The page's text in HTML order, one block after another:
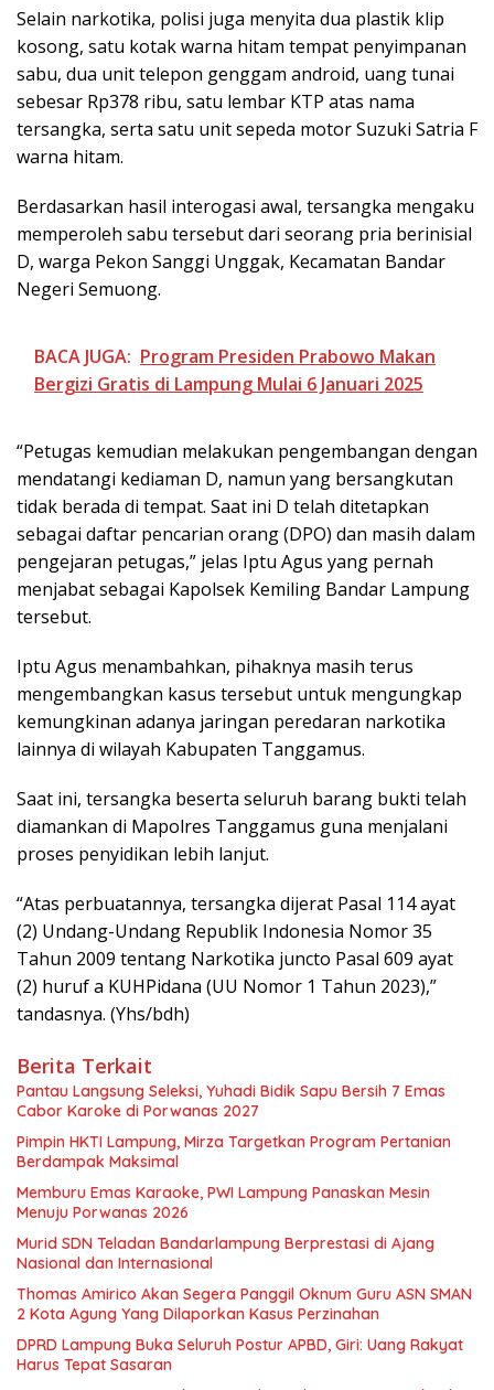
Selain narkotika, polisi juga menyita dua plastik klip
kosong, satu kotak warna hitam tempat penyimpanan
sabu, dua unit telepon genggam android, uang tunai
sebesar Rp378 ribu, satu lembar KTP atas nama
tersangka, serta satu unit sepeda motor Suzuki Satria F
warna hitam.
Berdasarkan hasil interogasi awal, tersangka mengaku
memperoleh sabu tersebut dari seorang pria berinisial
D, warga Pekon Sanggi Unggak, Kecamatan Bandar
Negeri Semuong.
BACA JUGA: Program Presiden Prabowo Makan
Bergizi Gratis di Lampung Mulai 6 Januari 2025
“Petugas kemudian melakukan pengembangan dengan
mendatangi kediaman D, namun yang bersangkutan
tidak berada di tempat. Saat ini D telah ditetapkan
sebagai daftar pencarian orang (DPO) dan masih dalam
pengejaran petugas,” jelas Iptu Agus yang pernah
menjabat sebagai Kapolsek Kemiling Bandar Lampung
tersebut.
Iptu Agus menambahkan, pihaknya masih terus
mengembangkan kasus tersebut untuk mengungkap
kemungkinan adanya jaringan peredaran narkotika
lainnya di wilayah Kabupaten Tanggamus.
Saat ini, tersangka beserta seluruh barang bukti telah
diamankan di Mapolres Tanggamus guna menjalani
proses penyidikan lebih lanjut.
“Atas perbuatannya, tersangka dijerat Pasal 114 ayat
(2) Undang-Undang Republik Indonesia Nomor 35
Tahun 2009 tentang Narkotika juncto Pasal 609 ayat
(2) huruf a KUHPidana (UU Nomor 1 Tahun 2023),”
tandasnya. (Yhs/bdh)
Berita Terkait
Pantau Langsung Seleksi, Yuhadi Bidik Sapu Bersih 7 Emas
Cabor Karoke di Porwanas 2027
Pimpin HKTI Lampung, Mirza Targetkan Program Pertanian
Berdampak Maksimal
Memburu Emas Karaoke, PWI Lampung Panaskan Mesin
Menuju Porwanas 2026
Murid SDN Teladan Bandarlampung Berprestasi di Ajang
Nasional dan Internasional
Thomas Amirico Akan Segera Panggil Oknum Guru ASN SMAN
2 Kota Agung Yang Dilaporkan Kasus Perzinahan
DPRD Lampung Buka Seluruh Postur APBD, Giri: Uang Rakyat
Harus Tepat Sasaran